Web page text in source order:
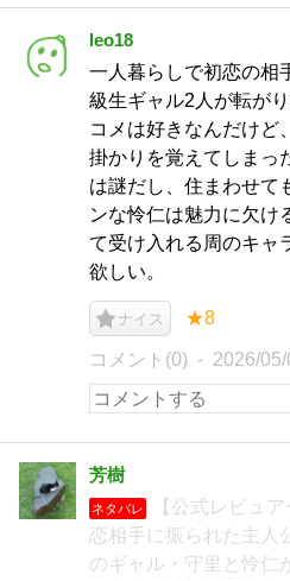
leo18
一人暮らしで初恋の相
級生ギャル2人が転が
コメは好きなんだけど
掛かりを覚えてしまっ
は謎だし、住まわせて
ンな怜仁は魅力に欠け
て受け入れる周のキャ
欲しい。
ナイス ★8
コメント(0) 2026/05/
芳樹
ネタバレ
【公式レビュ
恋相手に振られた主人
のギャル・守里と怜仁